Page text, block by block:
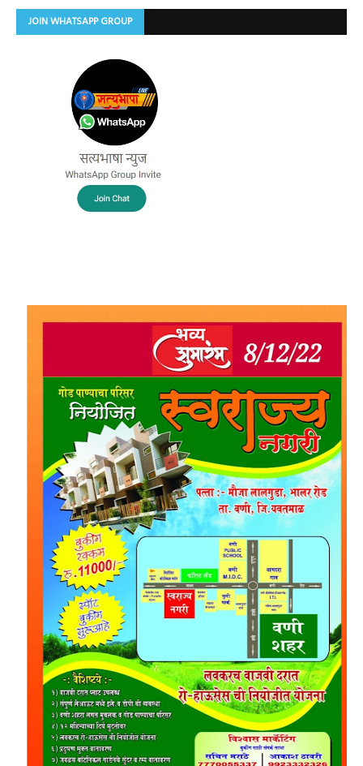
JOIN WHATSAPP GROUP